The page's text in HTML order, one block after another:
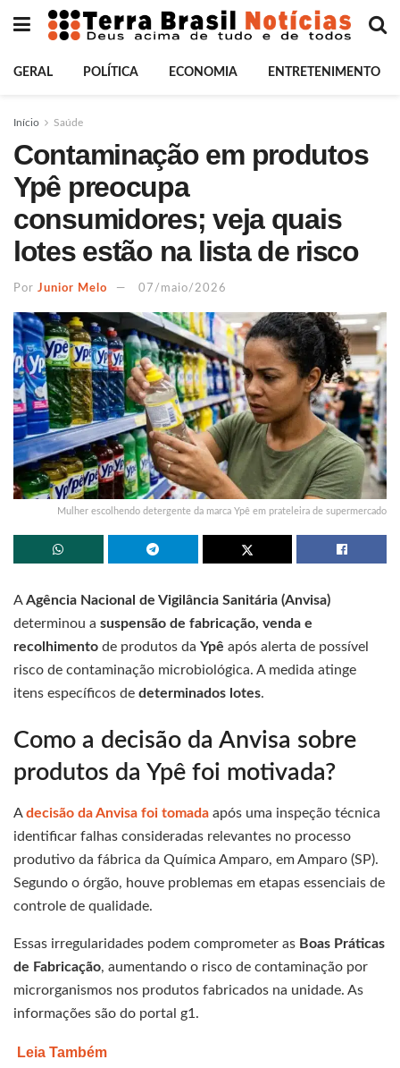
GERAL POLÍTICA ECONOMIA ENTRETENIMENTO
Início Saúde
Contaminação em produtos
Ypê preocupa
consumidores; veja quais
lotes estão na lista de risco
Por Junior Melo 07/maio/2026
Mulher escolhendo detergente da marca Ypê em prateleira de supermercado
AAgência Nacional de Vigilância Sanitária (Anvisa)
determinou a suspensão de fabricação, venda e
recolhimento de produtos da Ypê após alerta de possível
risco de contaminação microbiológica. A medida atinge
itens específicos de determinados lotes.
Como a decisão da Anvisa sobre
produtos da Ypê foi motivada?
Adecisão da Anvisa foi tomada após uma inspeção técnica
identificar falhas consideradas relevantes no processo
produtivo da fábrica da Química Amparo, em Amparo (SP).
Segundo o órgão, houve problemas em etapas essenciais de
controle de qualidade.
Essas irregularidades podem comprometer as Boas Práticas
de Fabricação, aumentando o risco de contaminação por
microrganismos nos produtos fabricados na unidade. As
informações são do portal g1.
Leia Também